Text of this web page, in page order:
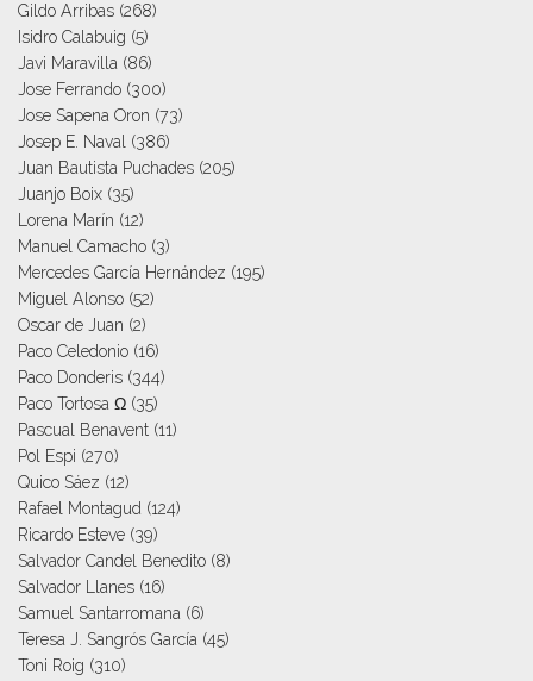
Gildo Arribas (268)
Isidro Calabuig (5)
Javi Maravilla (86)
Jose Ferrando (300)
Jose Sapena Oron (73)
Josep E. Naval
(386)
Juan Bautista Puchades (205)
Juanjo Boix (35)
Lorena Marín (12)
Manuel Camacho (3)
Mercedes García Hernández (195)
Miguel Alonso (52)
Oscar de Juan (2)
Paco Celedonio (16)
Paco Donderis (344)
Paco Tortosa Ω (35)
Pascual Benavent (11)
Pol Espi (270)
Quico Sáez (12)
Rafael Montagud (124)
Ricardo Esteve (39)
Salvador Candel Benedito (8)
Salvador Llanes (16)
Samuel Santarromana (6)
Teresa J. Sangrós García (45)
Toni Roig (310)